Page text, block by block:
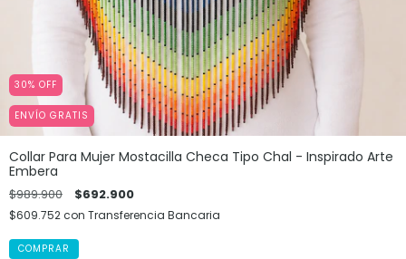
30% OFF
ENVÍO GRATIS
Collar Para Mujer Mostacilla Checa Tipo Chal - Inspirado Arte
Embera
$989.900 $692.900
$609.752con Transferencia Bancaria
COMPRAR